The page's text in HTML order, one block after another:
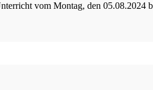
vom Montag, den